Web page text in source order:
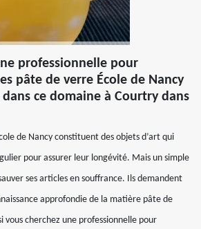
professionnelle pour
pâte de verre École de Nancy
ce domaine à Courtry dans
de Nancy constituent des objets d’art qui
pour assurer leur longévité. Mais un simple
ses articles en souffrance. Ils demandent
approfondie de la matière pâte de
vous cherchez une professionnelle pour